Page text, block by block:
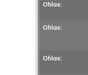
Ohlas:
Ohlas:
Ohlas: